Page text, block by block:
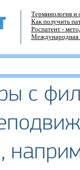
Терминология и
Как получить
Роспатент -
Международная
с